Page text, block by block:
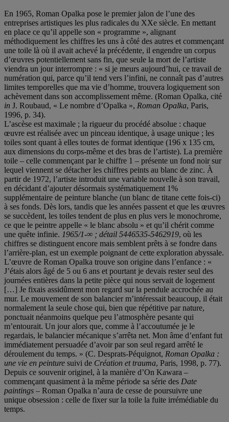
En 1965, Roman Opalka pose le premier jalon de l’une des
entreprises artistiques les plus radicales du XXe siècle. En mettant
en place ce qu’il appelle son « programme », alignant
méthodiquement les chiffres les uns à côté des autres et commençant
une toile là où il avait achevé la précédente, il engendre un corpus
d’œuvres potentiellement sans fin, que seule la mort de l’artiste
viendra un jour interrompre : « si je meurs aujourd’hui, ce travail de
numération qui, parce qu’il tend vers l’infini, ne connaît pas d’autres
limites temporelles que ma vie d’homme, trouvera logiquement son
achèvement dans son accomplissement même. (Roman Opalka, cité
in J. Roubaud, « Le nombre d’Opalka », Roman Opalka, Paris,
1996, p. 34).
L’ascèse est maximale ; la rigueur du procédé absolue : chaque
œuvre est réalisée avec un pinceau identique, à usage unique ; les
toiles sont quant à elles toutes de format identique (196 x 135 cm,
aux dimensions du corps-même et des bras de l’artiste). La première
toile – celle commençant par le chiffre 1 – présente un fond noir sur
lequel viennent se détacher les chiffres peints au blanc de zinc. À
partir de 1972, l’artiste introduit une variable nouvelle à son travail,
en décidant d’ajouter désormais systématiquement 1%
supplémentaire de peinture blanche (un blanc de titane cette fois-ci)
à ses fonds. Dès lors, tandis que les années passent et que les œuvres
se succèdent, les toiles tendent de plus en plus vers le monochrome,
ce que le peintre appelle « le blanc absolu » et qu’il chérit comme
une quête infinie. 1965/1-∞ ; détail 5446535-5462919, où les
chiffres se distinguent encore mais semblent prêts à se fondre dans
l’arrière-plan, est un exemple poignant de cette exploration abyssale.
L’œuvre de Roman Opalka trouve son origine dans l’enfance : «
J’étais alors âgé de 5 ou 6 ans et pourtant je devais rester seul des
journées entières dans la petite pièce qui nous servait de logement
[…] Je fixais assidûment mon regard sur la pendule accrochée au
mur. Le mouvement de son balancier m’intéressait beaucoup, il était
normalement la seule chose qui, bien que répétitive par nature,
ponctuait néanmoins quelque peu l’atmosphère pesante qui
m’entourait. Un jour alors que, comme à l’accoutumée je le
regardais, le balancier mécanique s’arrêta net. Mon âme d’enfant fut
immédiatement persuadée d’avoir par son seul regard arrêté le
déroulement du temps. » (C. Desprats-Péquignot, Roman Opalka :
une vie en peinture suivi de Création et trauma, Paris, 1998, p. 77).
Depuis ce souvenir originel, à la manière d’On Kawara –
commençant quasiment à la même période sa série des Date
paintings – Roman Opalka n’aura de cesse de poursuivre une
unique obsession : celle de fixer sur la toile la fuite irrémédiable du
temps.